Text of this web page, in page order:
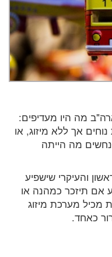
מה היו מעדיפים:
בכיסאות נוחים אך ללא מיזוג, או
מה הייתה
והעיקרי שישפיע
אם תיזכר כמהנה או
מערכת מיזוג
כאחד.